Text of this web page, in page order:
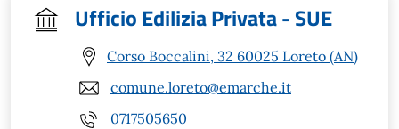
Ufficio Edilizia Privata - SUE
Corso Boccalini, 32 60025 Loreto (AN)
comune.loreto@emarche.it
0717505650